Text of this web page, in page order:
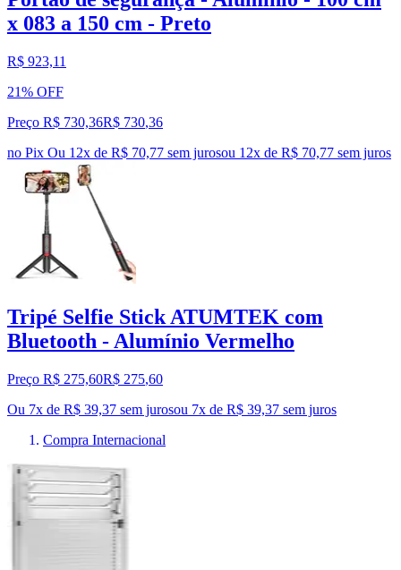
x 083 a 150 cm - Preto
R$ 923,11
21% OFF
Preço R$ 730,36R$ 730,36
no Pix Ou 12x de R$ 70,77 sem jurosou 12x de R$ 70,77 sem juros
Tripé Selfie Stick ATUMTEK com
Bluetooth - Alumínio Vermelho
Preço R$ 275,60R$ 275,60
Ou 7x de R$ 39,37 sem jurosou 7x de R$ 39,37 sem juros
Compra Internacional